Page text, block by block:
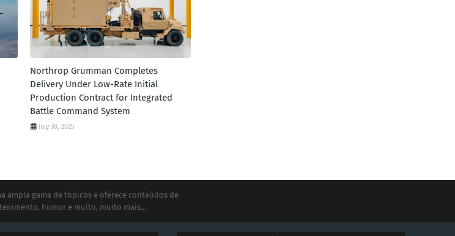
Northrop Grumman Completes
Delivery Under Low-Rate Initial
Production Contract for Integrated
Battle Command System
July 30, 2025
ampla gama de tópicos e oferece conteúdos de
humor e muito, muito mais...